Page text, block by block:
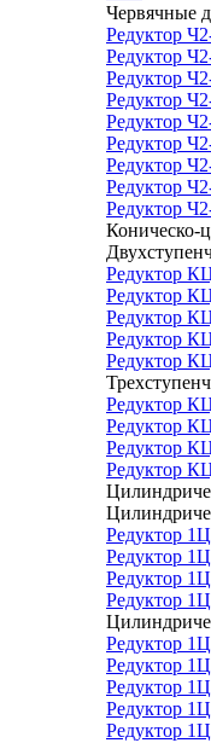
Червячные
Редуктор
Редуктор
Редуктор
Редуктор
Редуктор
Редуктор
Редуктор
Редуктор
Редуктор
Коническо-
Редуктор
Редуктор
Редуктор
Редуктор
Редуктор
Редуктор
Редуктор
Редуктор
Редуктор
Редуктор
Редуктор
Редуктор
Редуктор
Редуктор
Редуктор
Редуктор
Редуктор
Редуктор